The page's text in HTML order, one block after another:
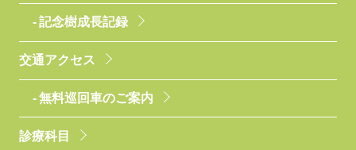
記念樹成長記録
交通アクセス
無料巡回車のご案内
診療科目